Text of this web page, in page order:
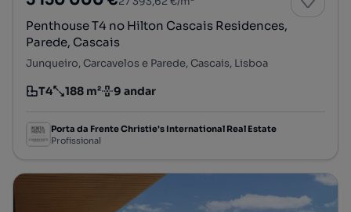
Penthouse T4 no Hilton Cascais Residences,
Parede, Cascais
Junqueiro, Carcavelos e Parede, Cascais, Lisboa
Tipologia
T4
Preço por metro quadrado
188 m²
Andar 9 andar
Porta da Frente Christie's International Real Estate
Profissional